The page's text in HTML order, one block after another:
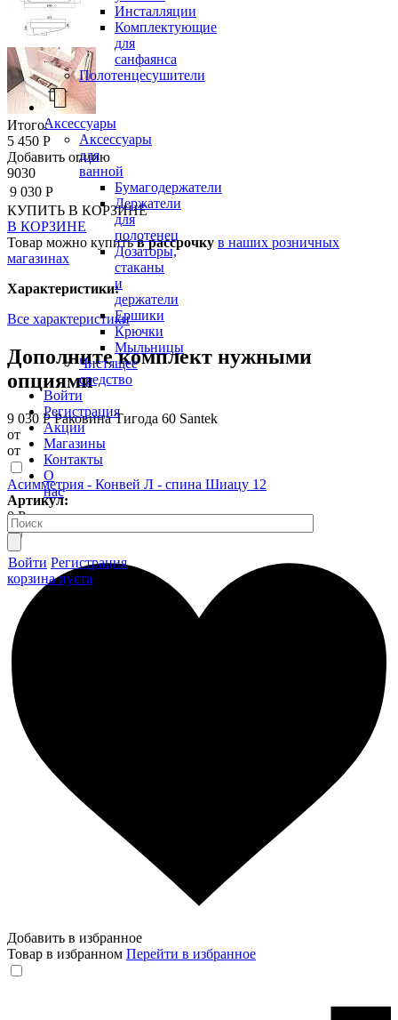
Инсталляции
Комплектующие
для
санфаянса
Полотенцесушители
Аксессуары
Аксессуары
для
ванной
Бумагодержатели
Держатели
для
полотенец
Дозаторы,
стаканы
и
держатели
Ершики
Крючки
Мыльницы
Чистящее
средство
Войти
Регистрация
Акции
Магазины
Контакты
О
нас
Войти Регистрация
корзина пуста
Итого:
5 450 Р
Добавить опцию
9030
9 030 Р
КУПИТЬ В КОРЗИНЕ
В КОРЗИНЕ
Товар можно купитьв рассрочку в наших розничных
магазинах
Характеристики:
Все характеристики
Дополните комплект нужными
опциями
9 030 Р Раковина Тигода 60 Santek
от
от
Асимметрия - Конвей Л - спина Шиацу 12
Артикул:
0 Р
Добавить в избранное
Товар в избранном Перейти в избранное